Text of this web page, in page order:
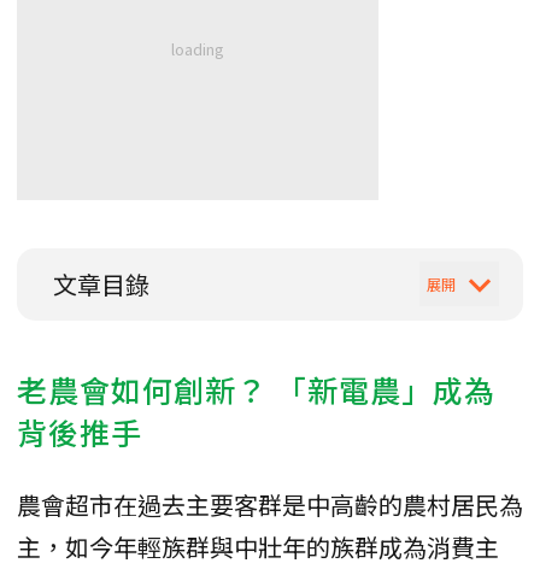
文章目錄
老農會如何創新？ 「新電農」成為
背後推手
農會超市在過去主要客群是中高齡的農村居民為
主，如今年輕族群與中壯年的族群成為消費主